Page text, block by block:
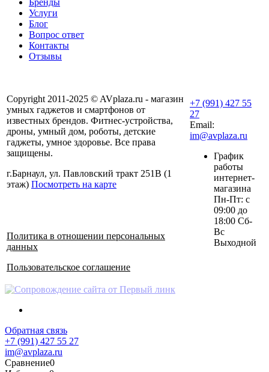
Бренды
Услуги
Блог
Вопрос ответ
Контакты
Отзывы
Copyright 2011-2025 © AVplaza.ru - магазин
умных гаджетов и смартфонов от
известных брендов. Фитнес-устройства,
дроны, умный дом, роботы, детские
гаджеты, умное здоровье. Все права
защищены.
г.Барнаул, ул. Павловский тракт 251В (1
этаж) Посмотреть на карте
Политика в отношении персональных
данных
Пользовательское соглашение
+7 (991) 427 55
27
Email:
im@avplaza.ru
График
работы
интернет-
магазина
Пн-Пт: с
09:00 до
18:00 Сб-
Вс
Выходной
Обратная связь
+7 (991) 427 55 27
im@avplaza.ru
Сравнение0